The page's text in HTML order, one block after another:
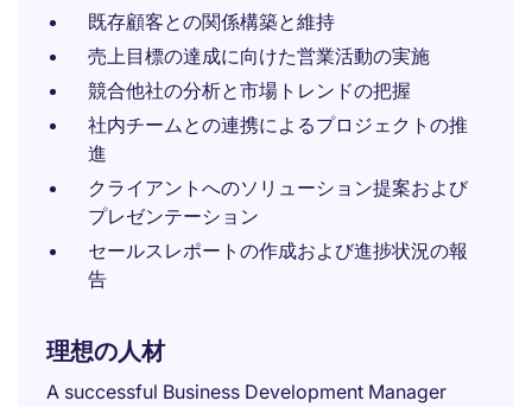
既存顧客との関係構築と維持
売上目標の達成に向けた営業活動の実施
競合他社の分析と市場トレンドの把握
社内チームとの連携によるプロジェクトの推
進
クライアントへのソリューション提案および
プレゼンテーション
セールスレポートの作成および進捗状況の報
告
理想の人材
A successful Business Development Manager